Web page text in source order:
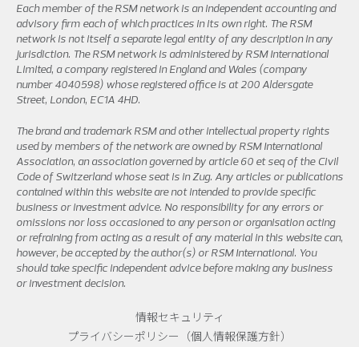
Each member of the RSM network is an independent accounting and
advisory firm each of which practices in its own right. The RSM
network is not itself a separate legal entity of any description in any
jurisdiction. The RSM network is administered by RSM International
Limited, a company registered in England and Wales (company
number 4040598) whose registered office is at 200 Aldersgate
Street, London, EC1A 4HD.
The brand and trademark RSM and other intellectual property rights
used by members of the network are owned by RSM International
Association, an association governed by article 60 et seq of the Civil
Code of Switzerland whose seat is in Zug. Any articles or publications
contained within this website are not intended to provide specific
business or investment advice. No responsibility for any errors or
omissions nor loss occasioned to any person or organisation acting
or refraining from acting as a result of any material in this website can,
however, be accepted by the author(s) or RSM International. You
should take specific independent advice before making any business
or investment decision.
情報セキュリティ
プライバシーポリシー（個人情報保護方針）